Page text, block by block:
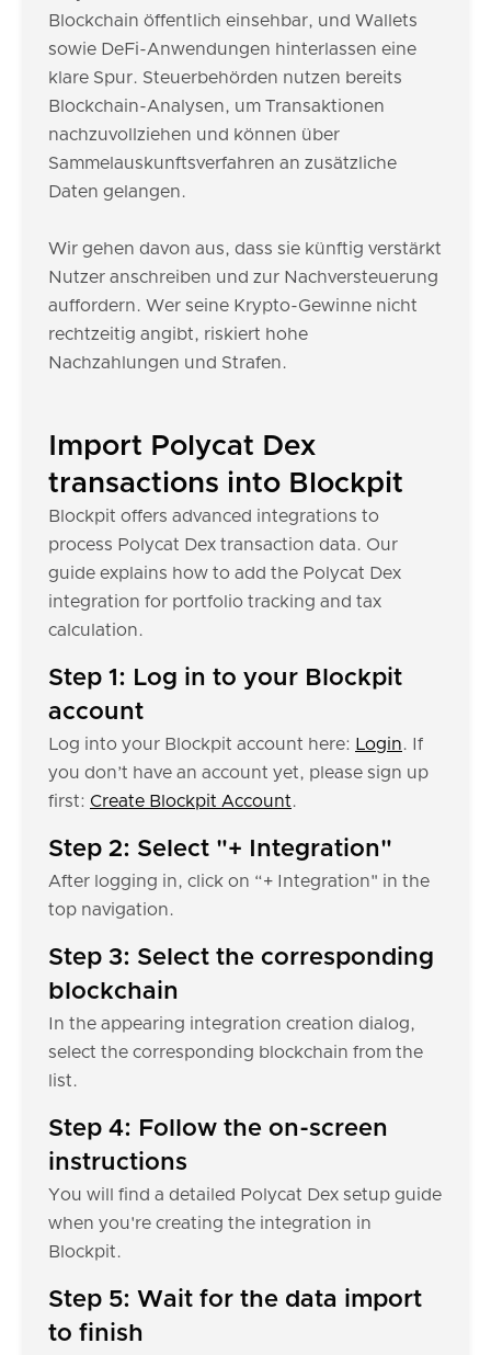
Blockchain öffentlich einsehbar, und Wallets
sowie DeFi-Anwendungen hinterlassen eine
klare Spur. Steuerbehörden nutzen bereits
Blockchain-Analysen, um Transaktionen
nachzuvollziehen und können über
Sammelauskunftsverfahren an zusätzliche
Daten gelangen.
Wir gehen davon aus, dass sie künftig verstärkt
Nutzer anschreiben und zur Nachversteuerung
auffordern. Wer seine Krypto-Gewinne nicht
rechtzeitig angibt, riskiert hohe
Nachzahlungen und Strafen.
Import Polycat Dex
transactions into Blockpit
Blockpit offers advanced integrations to
process Polycat Dex transaction data. Our
guide explains how to add the Polycat Dex
integration for portfolio tracking and tax
calculation.
Step 1: Log in to your Blockpit
account
Log into your Blockpit account here: Login. If
you don’t have an account yet, please sign up
first: Create Blockpit Account.
Step 2: Select "+ Integration"
After logging in, click on “+ Integration" in the
top navigation.
Step 3: Select the corresponding
blockchain
In the appearing integration creation dialog,
select the corresponding blockchain from the
list.
Step 4: Follow the on-screen
instructions
You will find a detailed Polycat Dex setup guide
when you're creating the integration in
Blockpit.
Step 5: Wait for the data import
to finish